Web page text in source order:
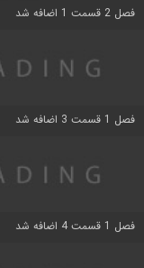
فصل 2 قسمت 1 اضافه شد
فصل 1 قسمت 3 اضافه شد
فصل 1 قسمت 4 اضافه شد